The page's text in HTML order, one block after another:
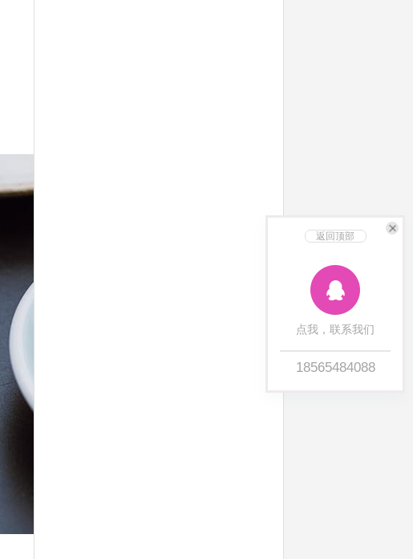
返回顶部
点我，联系我们
18565484088